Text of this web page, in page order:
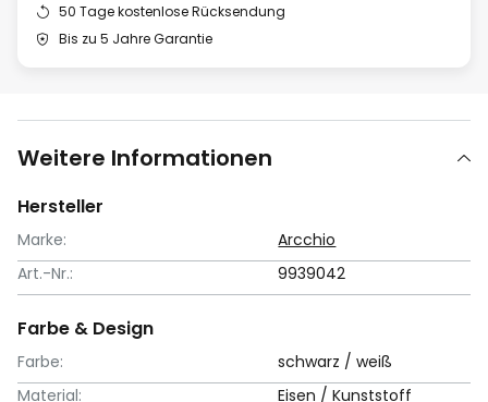
50 Tage kostenlose Rücksendung
Bis zu 5 Jahre Garantie
Weitere Informationen
Hersteller
Marke:
Arcchio
Art.-Nr.:
9939042
Farbe & Design
Farbe:
schwarz / weiß
Material:
Eisen / Kunststoff